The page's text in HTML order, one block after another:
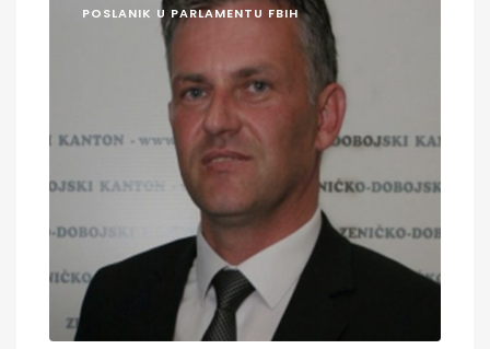
POSLANIK U PARLAMENTU FBIH